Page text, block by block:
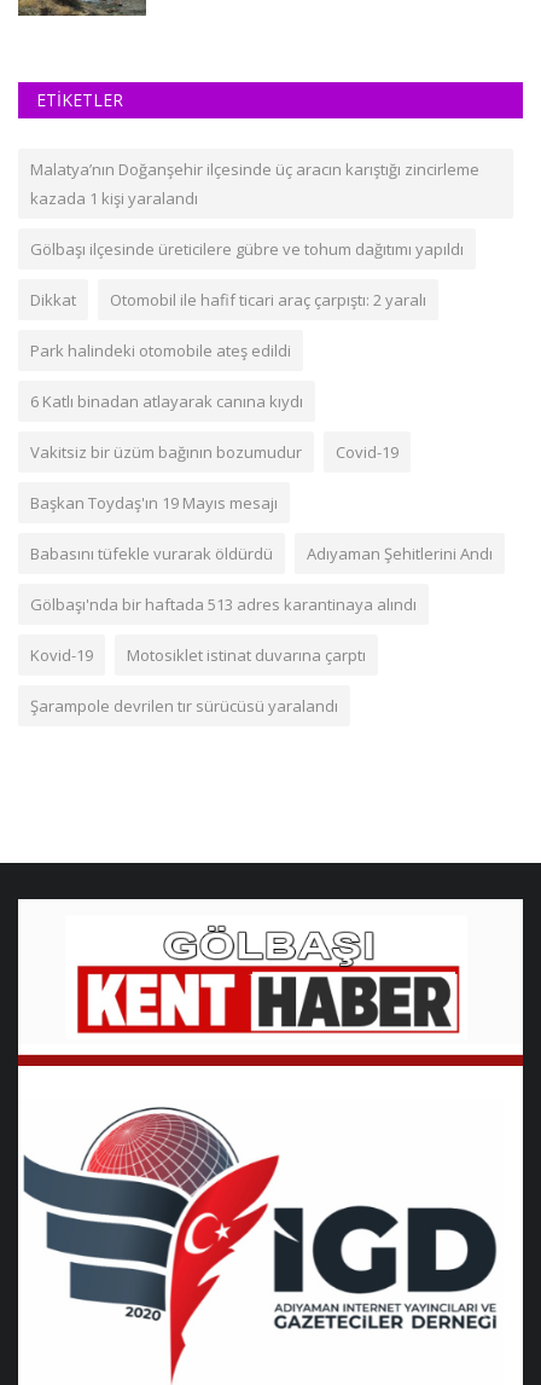
ETİKETLER
Malatya’nın Doğanşehir ilçesinde üç aracın karıştığı zincirleme
kazada 1 kişi yaralandı
Gölbaşı ilçesinde üreticilere gübre ve tohum dağıtımı yapıldı
Dikkat Otomobil ile hafif ticari araç çarpıştı: 2 yaralı
Park halindeki otomobile ateş edildi
6 Katlı binadan atlayarak canına kıydı
Vakitsiz bir üzüm bağının bozumudur Covid-19
Başkan Toydaş'ın 19 Mayıs mesajı
Babasını tüfekle vurarak öldürdü Adıyaman Şehitlerini Andı
Gölbaşı'nda bir haftada 513 adres karantinaya alındı
Kovid-19 Motosiklet istinat duvarına çarptı
Şarampole devrilen tır sürücüsü yaralandı